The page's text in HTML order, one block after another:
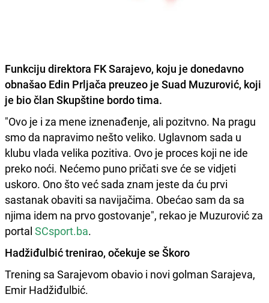
Funkciju direktora FK Sarajevo, koju je donedavno
obnašao Edin Prljača preuzeo je Suad Muzurović, koji
je bio član Skupštine bordo tima.
"Ovo je i za mene iznenađenje, ali pozitvno. Na pragu
smo da napravimo nešto veliko. Uglavnom sada u
klubu vlada velika pozitiva. Ovo je proces koji ne ide
preko noći. Nećemo puno pričati sve će se vidjeti
uskoro. Ono što već sada znam jeste da ću prvi
sastanak obaviti sa navijačima. Obećao sam da sa
njima idem na prvo gostovanje", rekao je Muzurović za
portal SCsport.ba.
Hadžiđulbić trenirao, očekuje se Škoro
Trening sa Sarajevom obavio i novi golman Sarajeva,
Emir Hadžiđulbić.